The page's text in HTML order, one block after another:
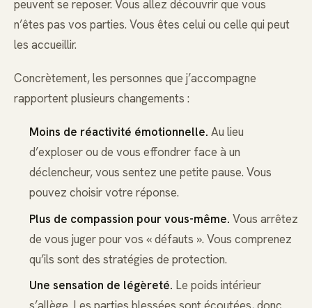
peuvent se reposer. Vous allez découvrir que vous
n’êtes pas vos parties. Vous êtes celui ou celle qui peut
les accueillir.
Concrètement, les personnes que j’accompagne
rapportent plusieurs changements :
Moins de réactivité émotionnelle. Au lieu
d’exploser ou de vous effondrer face à un
déclencheur, vous sentez une petite pause. Vous
pouvez choisir votre réponse.
Plus de compassion pour vous-même. Vous arrêtez
de vous juger pour vos « défauts ». Vous comprenez
qu’ils sont des stratégies de protection.
Une sensation de légèreté. Le poids intérieur